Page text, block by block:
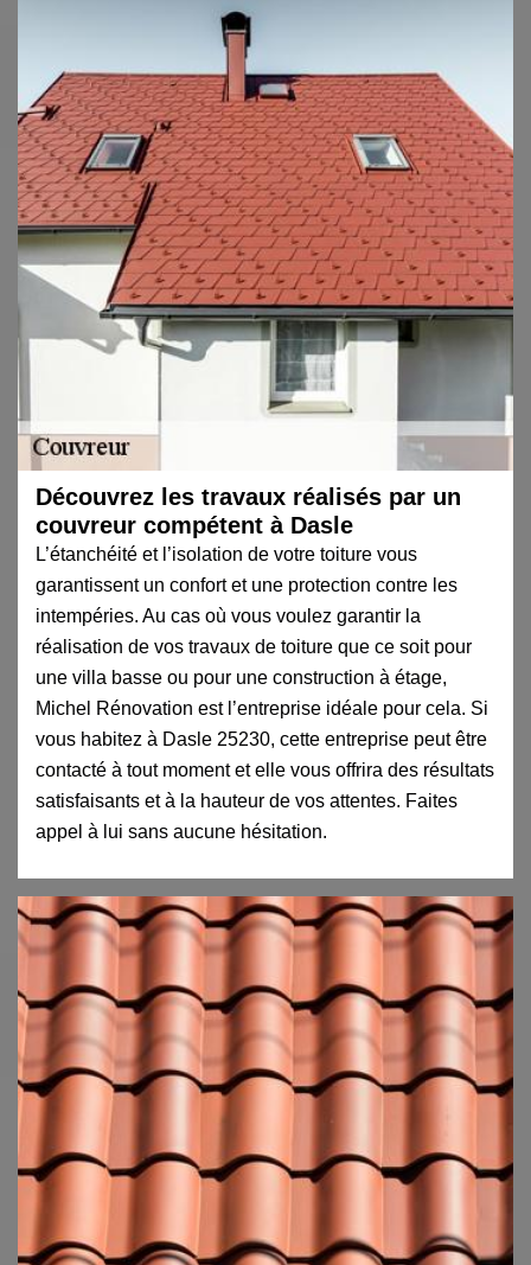
Découvrez les travaux réalisés par un
couvreur compétent à Dasle
L’étanchéité et l’isolation de votre toiture vous
garantissent un confort et une protection contre les
intempéries. Au cas où vous voulez garantir la
réalisation de vos travaux de toiture que ce soit pour
une villa basse ou pour une construction à étage,
Michel Rénovation est l’entreprise idéale pour cela. Si
vous habitez à Dasle 25230, cette entreprise peut être
contacté à tout moment et elle vous offrira des résultats
satisfaisants et à la hauteur de vos attentes. Faites
appel à lui sans aucune hésitation.